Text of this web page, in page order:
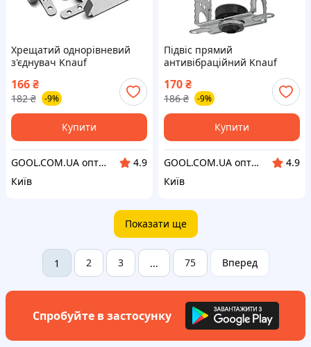
Хрещатий однорівневий
з'єднувач Knauf
профілю 60/27 (краб)
166₴
182 ₴ -9%
Купити
GOOL.COM.UA оптово-роздрібний склад будівельних та декоративних матеріалів інтернет-магазин
4.9
Київ
Підвіс прямий
антивібраційний Knauf
60х30х120мм сталь 0,9 мм
для профілю CD 60/27
170₴
186 ₴ -9%
Купити
GOOL.COM.UA оптово-роздрібний склад будівельних та декоративних матеріалів інтернет-магазин
4.9
Київ
Показати ще
1 2 3 ... 75 Вперед
Спробуйте в застосунку